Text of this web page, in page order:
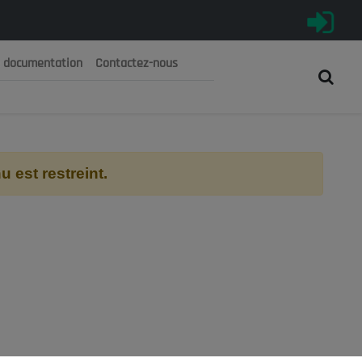
الجزائرية الديمقراطية الشعبية
documentation Contactez-nous
est restreint.